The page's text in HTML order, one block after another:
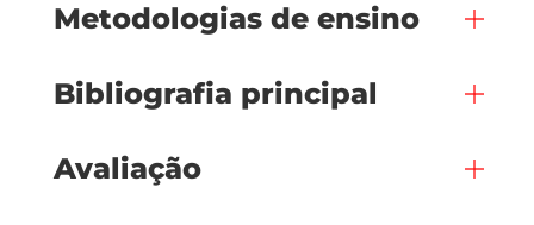
Metodologias de ensino
Bibliografia principal
Avaliação